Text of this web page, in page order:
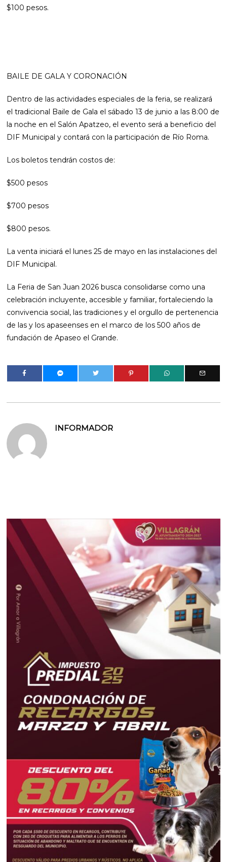
$100 pesos.
BAILE DE GALA Y CORONACIÓN
Dentro de las actividades especiales de la feria, se realizará
el tradicional Baile de Gala el sábado 13 de junio a las 8:00 de
la noche en el Salón Apatzeo, el evento será a beneficio del
DIF Municipal y contará con la participación de Río Roma.
Los boletos tendrán costos de:
$500 pesos
$700 pesos
$800 pesos.
La venta iniciará el lunes 25 de mayo en las instalaciones del
DIF Municipal.
La Feria de San Juan 2026 busca consolidarse como una
celebración incluyente, accesible y familiar, fortaleciendo la
convivencia social, las tradiciones y el orgullo de pertenencia
de las y los apaseenses en el marco de los 500 años de
fundación de Apaseo el Grande.
INFORMADOR